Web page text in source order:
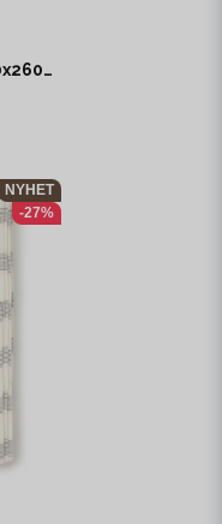
Jakobsdals Melora Duk 140x260 cm Grön
NYHET
-27%